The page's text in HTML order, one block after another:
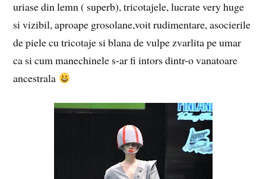
uriase din lemn ( superb), tricotajele, lucrate very huge
si vizibil, aproape grosolane,voit rudimentare, asocierile
de piele cu tricotaje si blana de vulpe zvarlita pe umar
ca si cum manechinele s-ar fi intors dintr-o vanatoare
ancestrala